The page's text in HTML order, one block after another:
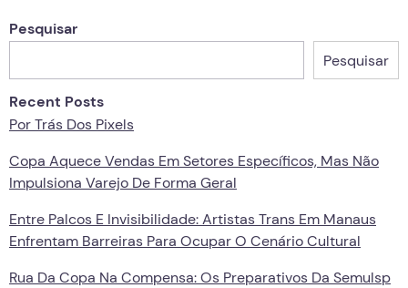
Pesquisar
Pesquisar
Recent Posts
Por Trás Dos Pixels
Copa Aquece Vendas Em Setores Específicos, Mas Não
Impulsiona Varejo De Forma Geral
Entre Palcos E Invisibilidade: Artistas Trans Em Manaus
Enfrentam Barreiras Para Ocupar O Cenário Cultural
Rua Da Copa Na Compensa: Os Preparativos Da Semulsp